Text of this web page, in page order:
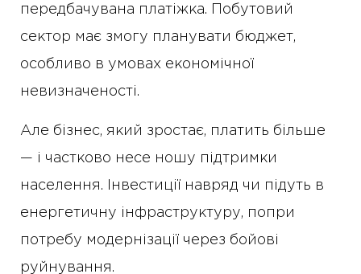
передбачувана платіжка. Побутовий
сектор має змогу планувати бюджет,
особливо в умовах економічної
невизначеності.
Але бізнес, який зростає, платить більше
— і частково несе ношу підтримки
населення. Інвестиції навряд чи підуть в
енергетичну інфраструктуру, попри
потребу модернізації через бойові
руйнування.